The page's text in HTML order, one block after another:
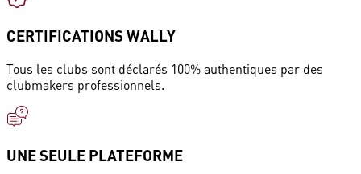
CERTIFICATIONS WALLY
Tous les clubs sont déclarés 100% authentiques par des
clubmakers professionnels.
UNE SEULE PLATEFORME